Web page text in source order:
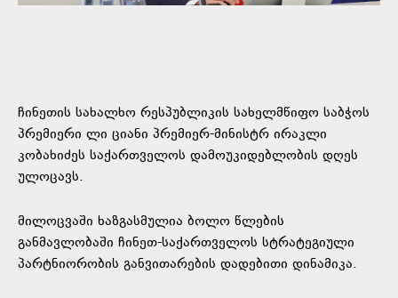
ჩინეთის სახალხო რესპუბლიკის სახელმწიფო საბჭოს
პრემიერი ლი ციანი პრემიერ-მინისტრ ირაკლი
კობახიძეს საქართველოს დამოუკიდებლობის დღეს
ულოცავს.
მილოცვაში ხაზგასმულია ბოლო წლების
განმავლობაში ჩინეთ-საქართველოს სტრატეგიული
პარტნიორობის განვითარების დადებითი დინამიკა.